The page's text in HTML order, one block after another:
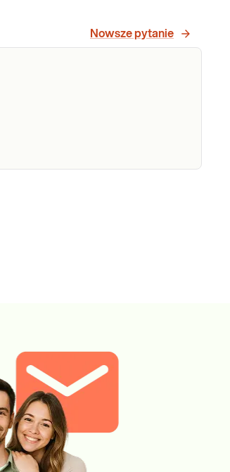
Nowsze pytanie